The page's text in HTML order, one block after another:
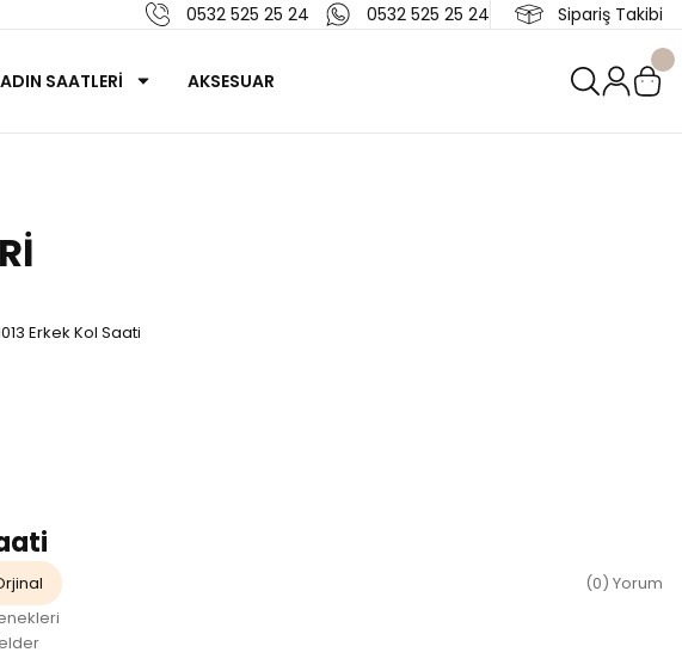
0532 525 25 24 0532 525 25 24 Sipariş Takibi
SAATLERİ AKSESUAR
Erkek Kol Saati
(0) Yorum